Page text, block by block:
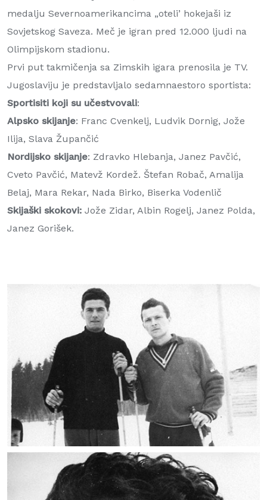
medalju Severnoamerikancima „oteli’ hokejaši iz
Sovjetskog Saveza. Meč je igran pred 12.000 ljudi na
Olimpijskom stadionu.
Prvi put takmičenja sa Zimskih igara prenosila je TV.
Jugoslaviju je predstavljalo sedamnaestoro sportista:
Sportisiti koji su učestvovali:
Alpsko skijanje: Franc Cvenkelj, Ludvik Dornig, Jože
Ilija, Slava Župančić
Nordijsko skijanje: Zdravko Hlebanja, Janez Pavčić,
Cveto Pavčić, Matevž Kordež. Štefan Robač, Amalija
Belaj, Mara Rekar, Nada Birko, Biserka Vodenlič
Skijaški skokovi: Jože Zidar, Albin Rogelj, Janez Polda,
Janez Gorišek.